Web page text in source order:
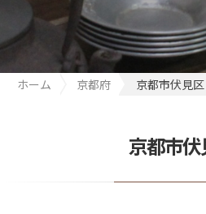
ホーム 京都府 京都市伏見区
京都市